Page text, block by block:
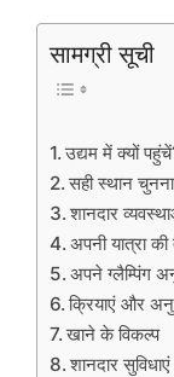
सामग्री सूची
उद्यम में क्यों
सही स्थान चुनना
शानदार
अपनी यात्रा की
अपने ग्लैम्पिंग
क्रियाएं और
खाने के विकल्प
शानदार सुविधाएं